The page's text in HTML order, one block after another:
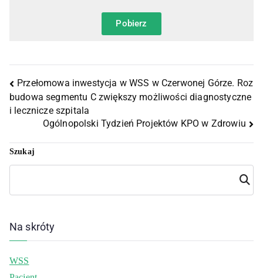
Pobierz
Przełomowa inwestycja w WSS w Czerwonej Górze. Roz
budowa segmentu C zwiększy możliwości diagnostyczne
i lecznicze szpitala
Ogólnopolski Tydzień Projektów KPO w Zdrowiu
Szukaj
Szuka
j
Na skróty
WSS